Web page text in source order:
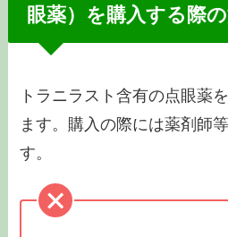
眼薬）を購入する際
トラニラスト含有の点眼薬
ます。購入の際には薬剤師
す。